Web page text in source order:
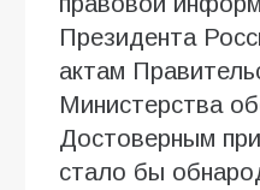
Президента
актам
Министерства
Достоверным
стало бы